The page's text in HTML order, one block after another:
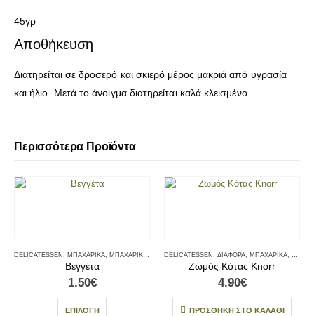
45γρ
Αποθήκευση
Διατηρείται σε δροσερό και σκιερό μέρος μακριά από υγρασία
και ήλιο. Μετά το άνοιγμα διατηρείται καλά κλεισμένο.
Περισσότερα Προϊόντα
DELICATESSEN ΜΠΑΧΑΡΙΚΆ ΜΠΑΧΑΡΙΚΆ - ΑΛΆΤΙΑ
Βεγγέτα
1.50€
ΕΠΙΛΟΓΉ
DELICATESSEN ΔΙΆΦΟΡΑ ΜΠΑΧΑΡΙΚΆ
Ζωμός Κότας Knorr
4.90€
ΠΡΟΣΘΉΚΗ ΣΤΟ ΚΑΛΆΘΙ